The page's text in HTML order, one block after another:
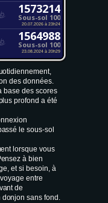
1573214
Sous-sol 100
20.07.2026 à 23h24
1564988
Sous-sol 100
23.08.2024 à 20h29
des données.
base des scores
profond a été
le sous-sol
lorsque vous
à bien
et si besoin, à
entre
de
sans fond.